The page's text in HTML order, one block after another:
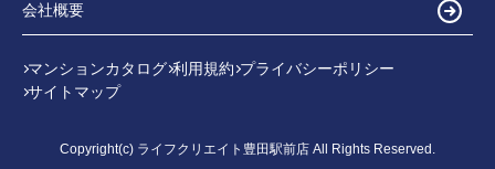
会社概要
マンションカタログ 利用規約 プライバシーポリシー
サイトマップ
Copyright(c) ライフクリエイト豊田駅前店 All Rights Reserved.